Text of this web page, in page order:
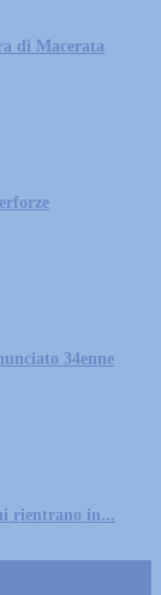
di Macerata
34enne
rientrano in...